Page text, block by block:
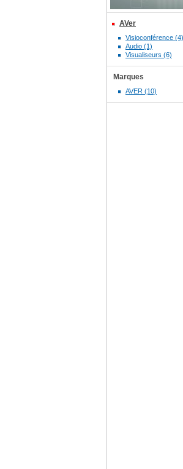
AVer
Visioconférence (4)
Audio (1)
Visualiseurs (6)
Marques
AVER (10)